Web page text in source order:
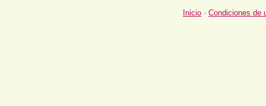
Inicio - Condiciones de